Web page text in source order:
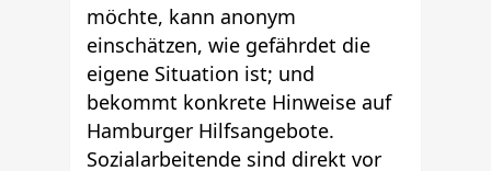
möchte, kann anonym
einschätzen, wie gefährdet die
eigene Situation ist; und
bekommt konkrete Hinweise auf
Hamburger Hilfsangebote.
Sozialarbeitende sind direkt vor